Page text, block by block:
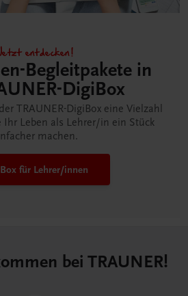
entdecken!
Begleitpakete in
DigiBox
TRAUNER-DigiBox eine Vielzahl
Ihr Leben als Lehrer/in ein Stück
machen.
für Lehrer/innen
bei TRAUNER!